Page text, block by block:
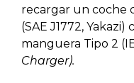
recargar un coche
(SAE J1772,
manguera Tipo 2
Charger).